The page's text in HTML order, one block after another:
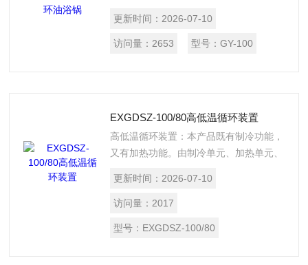
媒输送到配套设备夹层内，间接为反应器
内物料进行加热。$n本产品一般配合双层
路回到油浴锅的进口，形成一个完整的循
环空间。
更新时间： 2026-07-10
访问量： 2653 型号： GY-100
EXGDSZ-100/80高低温循环装置
高低温循环装置：本产品既有制冷功能，
又有加热功能。由制冷单元、加热单元、
利用全封闭压缩机机械制冷，板式换热
器、膨胀阀、压力保护器等组成以达到降
液进行加热。并通过内置循环泵、外接循
更新时间： 2026-07-10
访问量： 2017
型号： EXGDSZ-100/80